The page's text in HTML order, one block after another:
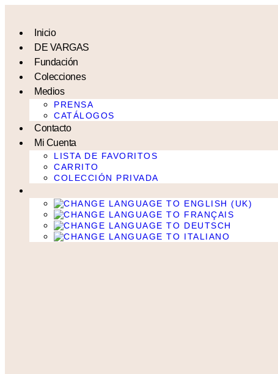
contenidoInicio
DE VARGAS
Fundación
Colecciones
Medios
PRENSA
CATÁLOGOS
Contacto
Mi Cuenta
LISTA DE FAVORITOS
CARRITO
COLECCIÓN PRIVADA